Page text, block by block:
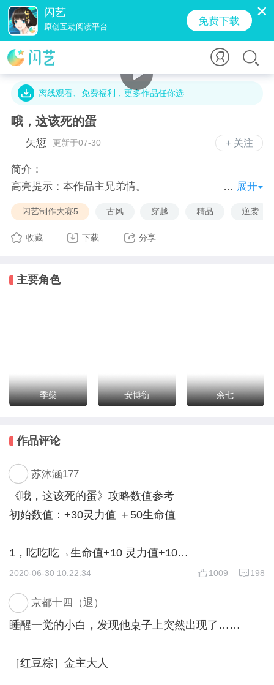
闪艺
原创互动阅读平台 免费下载
105.6万字 · 99.2万人气 · 1525.3M · 2734.8万贡献值
离线观看、免费福利，更多作品任你选
哦，这该死的蛋
+ 关注
矢愆 更新于07-30
简介：
高亮提示：本作品主兄弟情。
发了个呆就穿越？老天你在和我开什么玩笑？
不，不对，这比玩笑更可怕，我居然穿成了个蛋？
蛋就算了……你敢信我破壳之后居然摸不到自己的肚
所以你决定——找个靠谱的铲屎官顺便化个形。
等等等等等！铲屎官你不要过来啊……什么？！！说好
立绘授权：白月梦 进击的喵 魈尧 葱毛 银苍雪 玉生贝
利 黑色禁药 阿光、晨曦微白、如歌等等
cg授权：鱼泡 脑子，排骨，白月梦，直觉，狐球，梨
场景授权：风格洲，惜时旧梦，十二宫 江南烟雨
素材授权：旧时明月 火精灵 烤鸭坊 柔树 全家桶 夏云
茧茧
展开
闪艺制作大赛5 古风 穿越 精品 逆袭
收藏 下载 分享
主要角色
季燊 安博衍 余七
作品评论
苏沐涵177
《哦，这该死的蛋》攻略数值参考
初始数值：+30灵力值 ＋50生命值
1，吃吃吃→生命值+10 灵力值+10
小爷不受嗟来之食，不吃！→生命值-2 灵力值-5
2，半路杀出来的土匪→脑残+2
一路追踪而来的杀手→聪慧+2
198
1009
2020-06-30 10:22:34
京都十四（退）
睡醒一觉的小白，发现他桌子上突然出现了……
［红豆粽］金主大人